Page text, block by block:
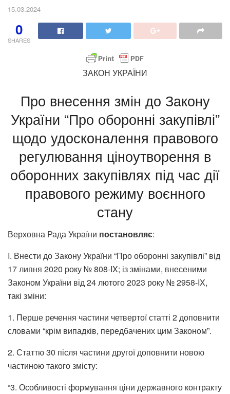
15.03.2024
0
SHARES
ЗАКОН УКРАЇНИ
Про внесення змін до Закону
України “Про оборонні закупівлі”
щодо удосконалення правового
регулювання ціноутворення в
оборонних закупівлях під час дії
правового режиму воєнного
стану
Верховна Рада України постановляє:
I. Внести до Закону України “Про оборонні закупівлі” від
17 липня 2020 року № 808-IX; із змінами, внесеними
Законом України від 24 лютого 2023 року № 2958-IX,
такі зміни:
1. Перше речення частини четвертої статті 2 доповнити
словами “крім випадків, передбачених цим Законом”.
2. Статтю 30 після частини другої доповнити новою
частиною такого змісту:
“3. Особливості формування ціни державного контракту